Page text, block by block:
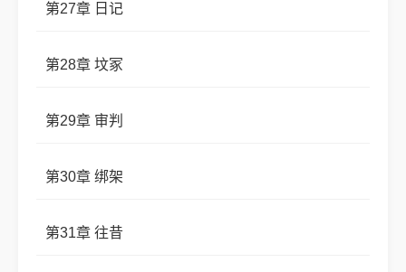
第27章 日记
第28章 坟冢
第29章 审判
第30章 绑架
第31章 往昔